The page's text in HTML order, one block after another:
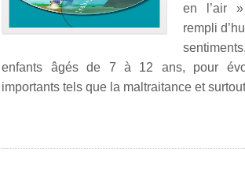
en l’air
rempli
enfants âgés de 7 à 12 ans, pour
importants tels que la maltraitance et